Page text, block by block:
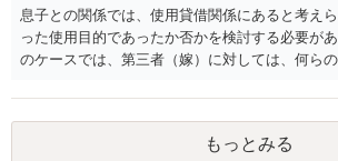
息子との関係では、使用貸借関係にあると考え
った使用目的であったか否かを検討する必要が
のケースでは、第三者（嫁）に対しては、何ら
るまで賃料相当の損害賠償を続ける）。また、
手に第三者に又貸ししたとして、使用貸借契約
も考えられます。 ただ、同じ家にお住まいとい
もっとみる